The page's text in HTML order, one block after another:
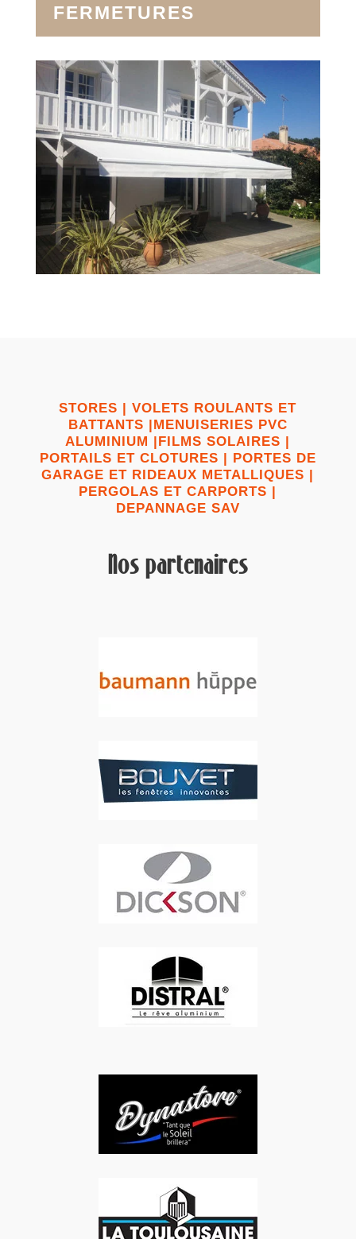
FERMETURES
STORES | VOLETS ROULANTS ET
BATTANTS |MENUISERIES PVC
ALUMINIUM |FILMS SOLAIRES |
PORTAILS ET CLOTURES | PORTES DE
GARAGE ET RIDEAUX METALLIQUES |
PERGOLAS ET CARPORTS |
DEPANNAGE SAV
Nos partenaires